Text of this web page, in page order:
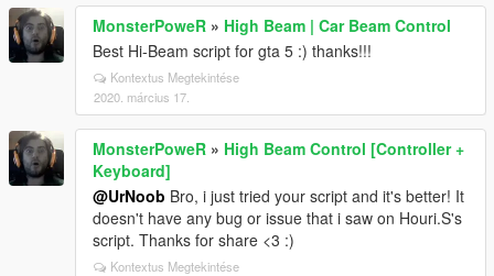
MonsterPoweR » High Beam | Car Beam Control
Best Hi-Beam script for gta 5 :) thanks!!!
Kontextus Megtekintése
2020. március 17.
MonsterPoweR » High Beam Control [Controller +
Keyboard]
@UrNoob Bro, i just tried your script and it's better! It
doesn't have any bug or issue that i saw on Houri.S's
script. Thanks for share <3 :)
Kontextus Megtekintése